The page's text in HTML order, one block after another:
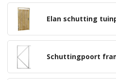
Elan schutting
Schuttingpoort